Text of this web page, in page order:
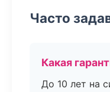
Часто
Какая
До 10 лет на